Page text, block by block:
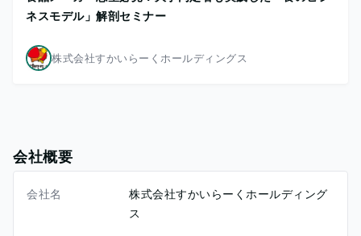
ネスモデル」解剖セミナー
株式会社すかいらーくホールディングス
会社概要
会社名
株式会社すかいらーくホールディング
ス